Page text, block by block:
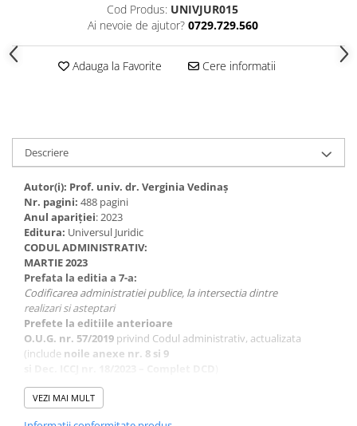
Cod Produs: UNIVJUR015
Ai nevoie de ajutor? 0729.729.560
Adauga la Favorite Cere informatii
Descriere
Autor(i): Prof. univ. dr. Verginia Vedinaș
Nr. pagini: 488 pagini
Anul apariţiei: 2023
Editura: Universul Juridic
CODUL ADMINISTRATIV:
MARTIE 2023
Prefata la editia a 7-a:
Codificarea administratiei publice, la intersectia dintre
realizari si asteptari
Prefete la editiile anterioare
O.U.G. nr. 57/2019 privind Codul administrativ, actualizata
(include noile anexe nr. 8 si 9
Calitatea unei activitati este influentata, in mod esential, de cea a
VEZI MAI MULT